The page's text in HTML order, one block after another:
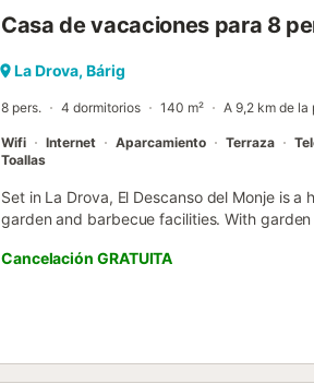
perfectos para practicar espeleología,
las cuevas del Parpalló o la de Malladetes.
Casa de vacaciones para 8
La Drova, Bárig
8 pers. 4 dormitorios 140 m² A 9,2 km de la
Wifi Internet Aparcamiento Terraza
Toallas
Set in La Drova, El Descanso del Monje is
garden and barbecue facilities. With
Cancelación GRATUITA